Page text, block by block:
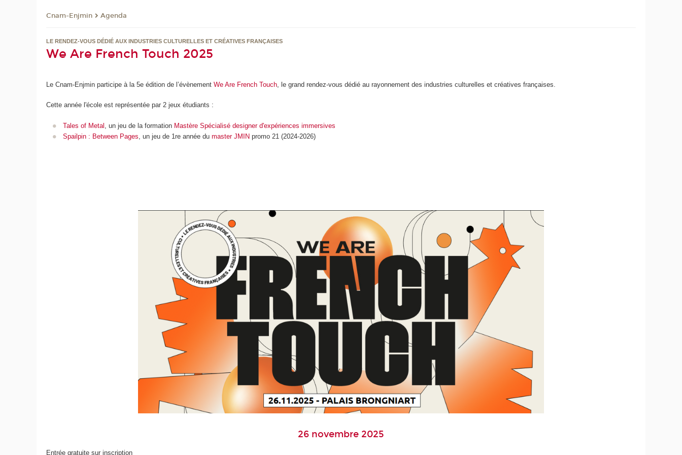
Cnam-Enjmin Agenda
LE RENDEZ-VOUS DÉDIÉ AUX INDUSTRIES CULTURELLES ET CRÉATIVES FRANÇAISES
We Are French Touch 2025
Le Cnam-Enjmin participe à la 5e édition de l’évènementWe Are French Touch , le grand rendez-vous dédié au rayonnement des industries culturelles et créatives françaises.
Cette année l'école est représentée par 2 jeux étudiants :
Tales of Metal , un jeu de la formation Mastère Spécialisé designer d'expériences immersives
Spailpin : Between Pages , un jeu de 1re année du master JMINpromo 21 (2024-2026)
26 novembre 2025
Entrée gratuite sur inscription